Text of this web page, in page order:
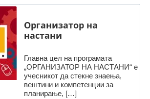
Организатор на
настани
Главна цел на програмата
„ОРГАНИЗАТОР НА НАСТАНИ“ е
учесникот да стекне знаења,
вештини и компетенции за
планирање, […]